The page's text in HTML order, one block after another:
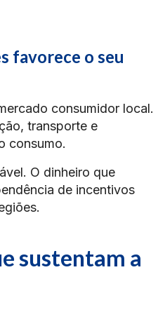
favorece o seu
consumidor local.
transporte e
consumo.
O dinheiro que
de incentivos
sustentam a